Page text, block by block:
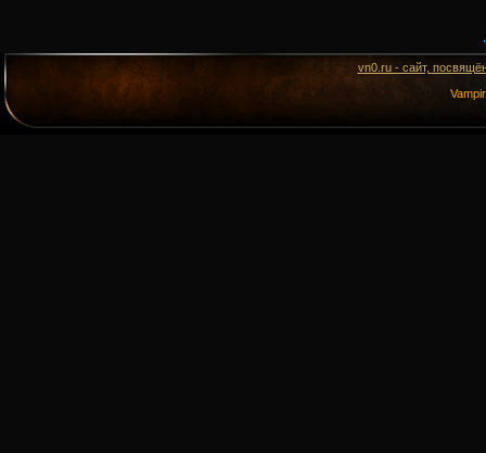
vn0.ru - сайт,